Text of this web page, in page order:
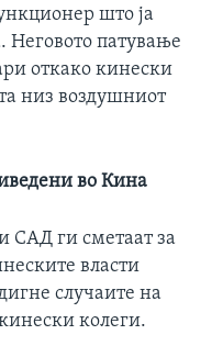
што ја
Неговото патување
откако кинески
низ воздушниот
во Кина
САД ги сметаат за
власти
случаите на
колеги.